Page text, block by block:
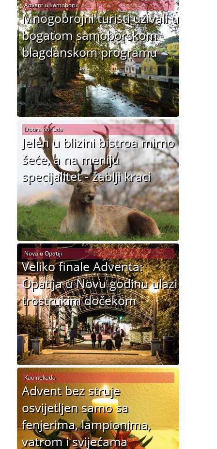
Mnogobrojni turisti uživali u
bogatom samoborskom
blagdanskom programu
Advent u Samoboru
Jelen u blizini bistroa mirno
šeće, a na meniju
specijalitet - žablji kraci
Dobra ponuda
Veliko finale Adventa:
Opatija u Novu godinu ulazi
trostrukim dočekom
Nova u Opatiji
Advent bez struje
osvijetljen samo sa
fenjerima, lampionima,
vatrom i svijećama
Kao nekada